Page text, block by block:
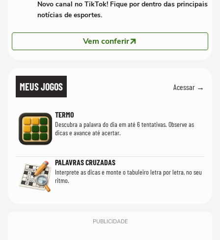
Novo canal no TikTok! Fique por dentro das principais
notícias de esportes.
Vem conferir
MEUS JOGOS Acessar →
TERMO
Descubra a palavra do dia em até 6 tentativas. Observe as
dicas e avance até acertar.
PALAVRAS CRUZADAS
Interprete as dicas e monte o tabuleiro letra por letra, no seu
ritmo.
PUBLICIDADE